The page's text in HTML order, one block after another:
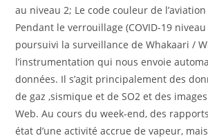
au niveau 2; Le code couleur de
Pendant le verrouillage (COVID-19
poursuivi la surveillance de Whakaari /
l’instrumentation qui nous envoie
données. Il s’agit principalement des
de gaz ,sismique et de SO2 et des
Web. Au cours du week-end, des
état d’une activité accrue de vapeur,